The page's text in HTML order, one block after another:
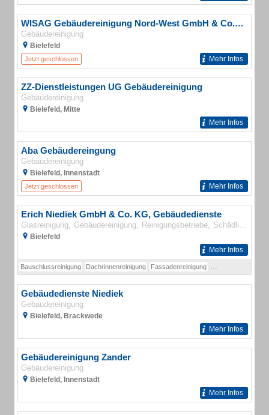
WISAG Gebäudereinigung Nord-West GmbH & Co. KG
Gebäudereinigung
Bielefeld
Jetzt geschlossen Mehr Infos
ZZ-Dienstleistungen UG Gebäudereinigung
Gebäudereinigung
Bielefeld, Mitte
Mehr Infos
Aba Gebäudereingung
Gebäudereinigung
Bielefeld, Innenstadt
Jetzt geschlossen Mehr Infos
Erich Niediek GmbH & Co. KG, Gebäudedienste
Glasreinigung Gebäudereinigung Reinigungsbetriebe Schädlingsbekämpfung
Bielefeld
Mehr Infos
Bauschlussreinigung Dachrinnenreinigung Fassadenreinigung
Gebäudedienste Niediek
Gebäudereinigung
Bielefeld, Brackwede
Mehr Infos
Gebäudereinigung Zander
Gebäudereinigung
Bielefeld, Innenstadt
Mehr Infos